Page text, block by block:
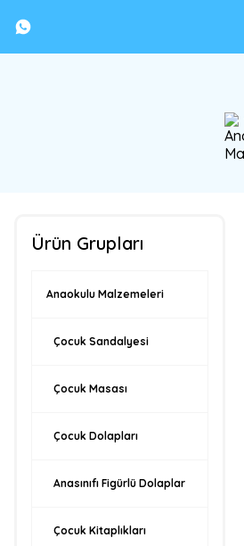
Ürün Grupları
Anaokulu Malzemeleri
Çocuk Sandalyesi
Çocuk Masası
Çocuk Dolapları
Anasınıfı Figürlü Dolaplar
Çocuk Kitaplıkları